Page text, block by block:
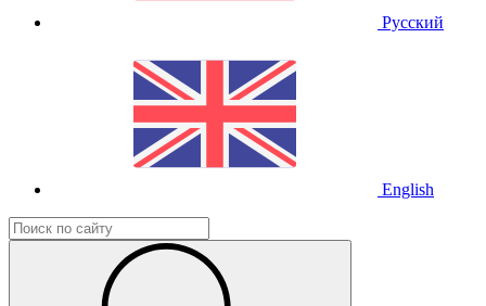
Русский
English